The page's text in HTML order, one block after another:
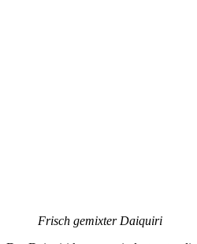
Frisch gemixter Daiquiri